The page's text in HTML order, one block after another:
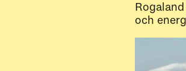
och